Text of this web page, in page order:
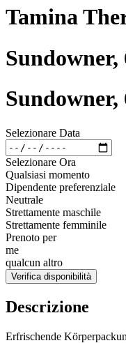
Tamina
Selezionare Data
Selezionare Ora
Qualsiasi momento
Dipendente preferenziale
Neutrale
Strettamente maschile
Strettamente femminile
Prenoto per
me
qualcun altro
Verifica disponibilità
Descrizione
Erfrischende